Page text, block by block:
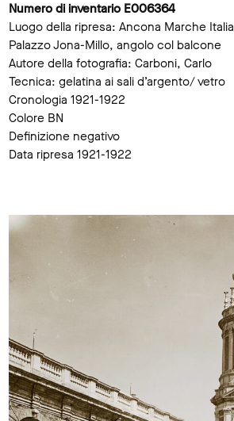
Numero di inventario E006364
Luogo della ripresa: Ancona Marche Italia
Palazzo Jona-Millo, angolo col balcone
Autore della fotografia: Carboni, Carlo
Tecnica: gelatina ai sali d’argento/ vetro
Cronologia 1921-1922
Colore BN
Definizione negativo
Data ripresa 1921-1922